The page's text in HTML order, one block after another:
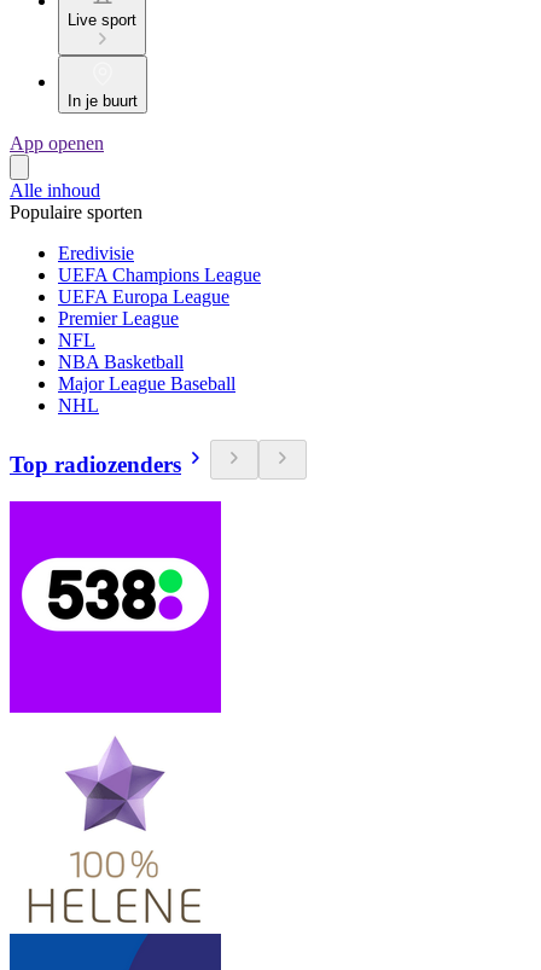
Live sport
In je buurt
App openen
Alle inhoud
Populaire sporten
Eredivisie
UEFA Champions League
UEFA Europa League
Premier League
NFL
NBA Basketball
Major League Baseball
NHL
Top radiozenders